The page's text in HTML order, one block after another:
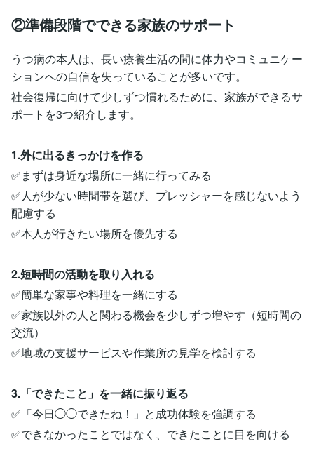
②準備段階でできる家族のサポート
うつ病の本人は、長い療養生活の間に体力やコミュニケー
ションへの自信を失っていることが多いです。
社会復帰に向けて少しずつ慣れるために、家族ができるサ
ポートを3つ紹介します。
1.外に出るきっかけを作る
✅まずは身近な場所に一緒に行ってみる
✅人が少ない時間帯を選び、プレッシャーを感じないよう
配慮する
✅本人が行きたい場所を優先する
2.短時間の活動を取り入れる
✅簡単な家事や料理を一緒にする
✅家族以外の人と関わる機会を少しずつ増やす（短時間の
交流）
✅地域の支援サービスや作業所の見学を検討する
3.「できたこと」を一緒に振り返る
✅「今日◯◯できたね！」と成功体験を強調する
✅できなかったことではなく、できたことに目を向ける